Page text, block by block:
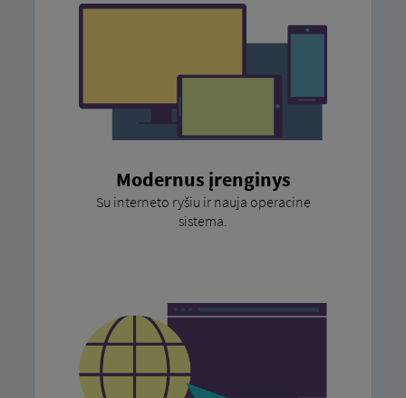
Modernus įrenginys
Su interneto ryšiu ir nauja operacine
sistema.